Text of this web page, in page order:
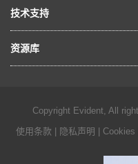
技术支持
资源库
Copyright Evident, All
使用条款
隐私声明 Cookies